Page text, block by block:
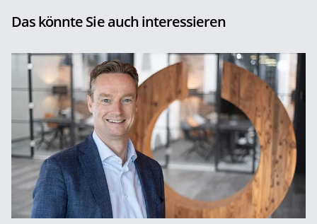
Das könnte Sie auch interessieren